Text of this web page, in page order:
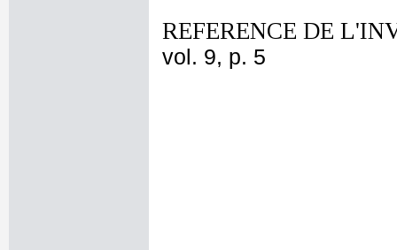
REFERENCE DE
vol. 9, p. 5